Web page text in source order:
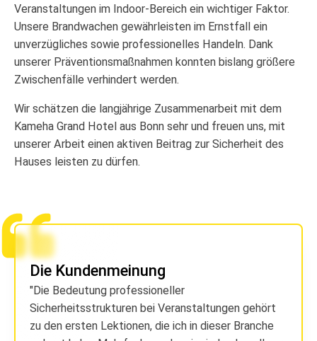
Veranstaltungen im Indoor-Bereich ein wichtiger Faktor.
Unsere Brandwachen gewährleisten im Ernstfall ein
unverzügliches sowie professionelles Handeln. Dank
unserer Präventionsmaßnahmen konnten bislang größere
Zwischenfälle verhindert werden.
Wir schätzen die langjährige Zusammenarbeit mit dem
Kameha Grand Hotel aus Bonn sehr und freuen uns, mit
unserer Arbeit einen aktiven Beitrag zur Sicherheit des
Hauses leisten zu dürfen.
Die Kundenmeinung
Die Bedeutung professioneller
Sicherheitsstrukturen bei Veranstaltungen gehört
zu den ersten Lektionen, die ich in dieser Branche